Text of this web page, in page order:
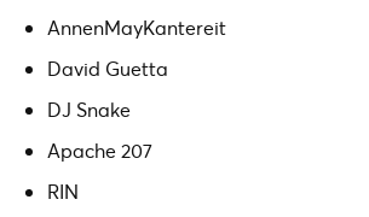
AnnenMayKantereit
David Guetta
DJ Snake
Apache 207
RIN